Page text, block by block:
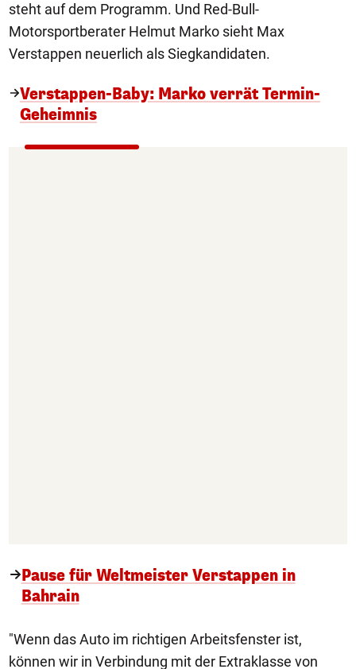
steht auf dem Programm. Und Red-Bull-
Motorsportberater Helmut Marko sieht Max
Verstappen neuerlich als Siegkandidaten.
Verstappen-Baby: Marko verrät Termin-
Geheimnis
Pause für Weltmeister Verstappen in
Bahrain
"Wenn das Auto im richtigen Arbeitsfenster ist,
können wir in Verbindung mit der Extraklasse von